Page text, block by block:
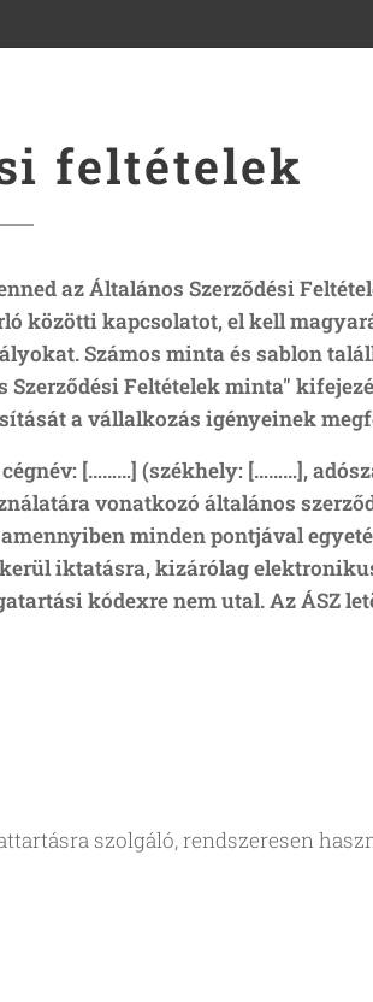
feltételek
az Általános Szerződési
közötti kapcsolatot, el kell
Számos minta és sablon
Szerződési Feltételek minta"
a vállalkozás igényeinek
[………] (székhely: [………],
vonatkozó általános
minden pontjával
iktatásra, kizárólag
kódexre nem utal. Az ÁSZ
szolgáló, rendszeresen